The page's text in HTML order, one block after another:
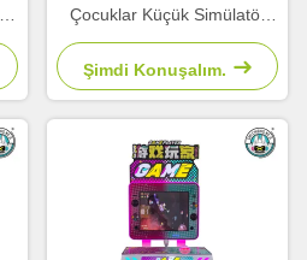
Çocuklar Küçük Simülatör
Makine Video Çekim Arkade
Oyunları
Şimdi Konuşalım.